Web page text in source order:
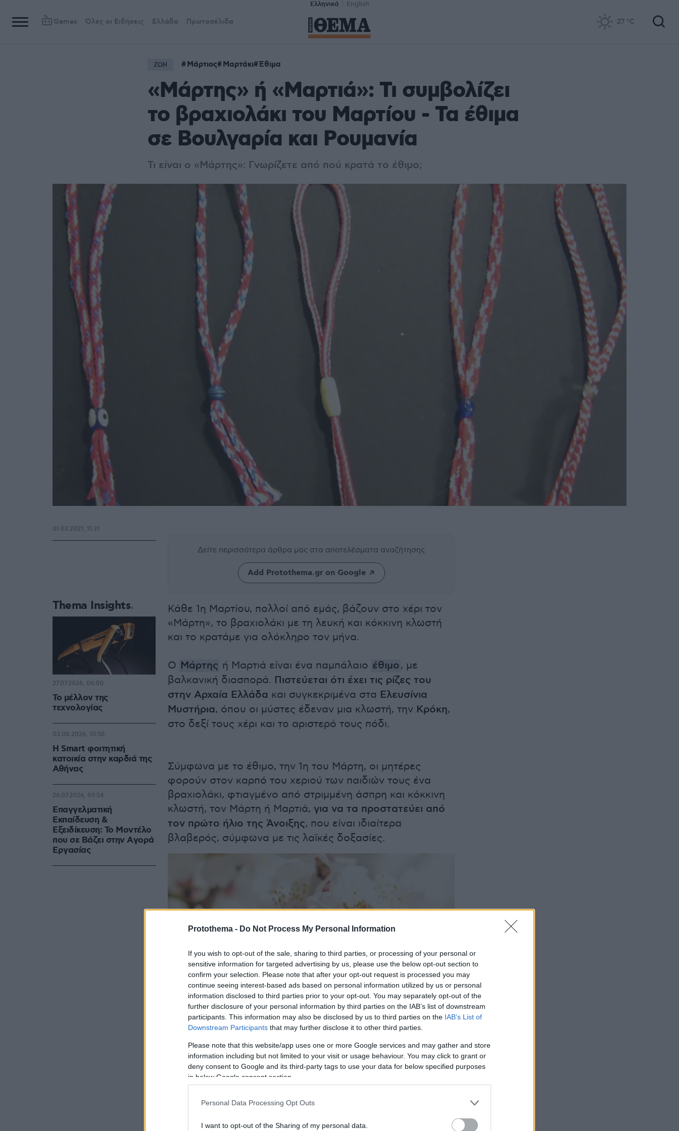
Protothema - Do Not Process My Personal Information
If you wish to opt-out of the sale, sharing to third parties, or processing of your personal or
sensitive information for targeted advertising by us, please use the below opt-out section to
confirm your selection. Please note that after your opt-out request is processed you may
continue seeing interest-based ads based on personal information utilized by us or personal
information disclosed to third parties prior to your opt-out. You may separately opt-out of the
further disclosure of your personal information by third parties on the IAB’s list of downstream
participants. This information may also be disclosed by us to third parties on the IAB’s List of
Downstream Participants that may further disclose it to other third parties.
Please note that this website/app uses one or more Google services and may gather and store
information including but not limited to your visit or usage behaviour. You may click to grant or
deny consent to Google and its third-party tags to use your data for below specified purposes
in below Google consent section.
Personal Data Processing Opt Outs
I want to opt-out of the Sharing of my personal data.
Ελληνικά English
Games Όλες οι Ειδήσεις Ελλάδα Πρωτοσέλιδα 27 °C
ΖΩΗ Μάρτιος Μαρτάκι Έθιμα
«Μάρτης» ή «Μαρτιά»: Τι συμβολίζει
το βραχιολάκι του Μαρτίου - Τα έθιμα
σε Βουλγαρία και Ρουμανία
Τι είναι ο «Μάρτης»: Γνωρίζετε από πού κρατά το έθιμο;
Δείτε περισσότερα άρθρα μας στα αποτελέσματα αναζήτησης
Add Protothema.gr on Google
Κάθε 1η Μαρτίου, πολλοί από εμάς, βάζουν στο χέρι τον
«Μάρτη», το βραχιολάκι με τη λευκή και κόκκινη κλωστή
και το κρατάμε για ολόκληρο τον μήνα.
Ο Μάρτης ή Μαρτιά είναι ένα παμπάλαιο έθιμο, με
βαλκανική διασπορά. Πιστεύεται ότι έχει τις ρίζες του
στην Αρχαία Ελλάδα και συγκεκριμένα στα Ελευσίνια
Μυστήρια, όπου οι μύστες έδεναν μια κλωστή, την Κρόκη,
στο δεξί τους χέρι και το αριστερό τους πόδι.
Σύμφωνα με το έθιμο, την 1η του Μάρτη, οι μητέρες
φορούν στον καρπό του χεριού των παιδιών τους ένα
βραχιολάκι, φτιαγμένο από στριμμένη άσπρη και κόκκινη
κλωστή, τον Μάρτη ή Μαρτιά, για να τα προστατεύει από
τον πρώτο ήλιο της Άνοιξης, που είναι ιδιαίτερα
βλαβερός, σύμφωνα με τις λαϊκές δοξασίες.
Ο Μάρτης προφυλάσσει επίσης, όπως πιστεύεται, από τα
κουνούπια και τους ψύλλους και ακόμα απομακρύνει τις
01.03.2021, 11:31
Thema Insights
Το μέλλον της
τεχνολογίας
27.07.2026, 06:00
Η Smart φοιτητική
κατοικία στην καρδιά της
Αθήνας
03.08.2026, 10:56
Επαγγελματική
Εκπαίδευση &
Εξειδίκευση: Το Mοντέλο
που σε Bάζει στην Aγορά
Eργασίας
26.07.2026, 09:54